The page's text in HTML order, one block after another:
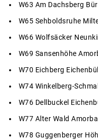
W63 Am Dachsberg
W65 Sehboldsruhe
W66 Wolfsäcker
W69 Sansenhöhe
W70 Eichberg
W74 Winkelberg-
W76 Dellbuckel
W77 Alter Wald
W78 Guggenberger